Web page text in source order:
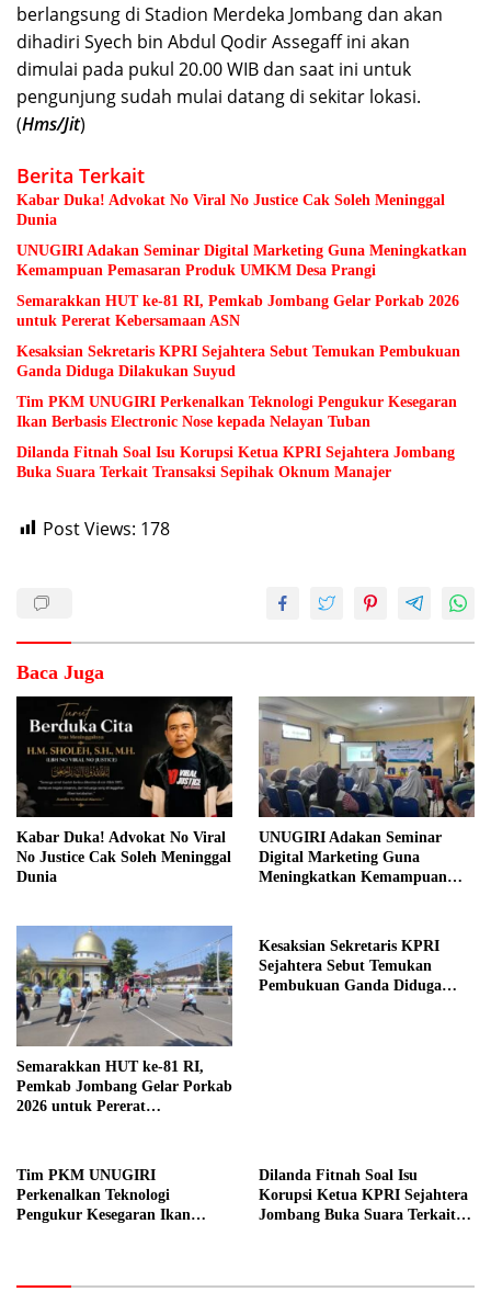
berlangsung di Stadion Merdeka Jombang dan akan
dihadiri Syech bin Abdul Qodir Assegaff ini akan
dimulai pada pukul 20.00 WIB dan saat ini untuk
pengunjung sudah mulai datang di sekitar lokasi.
(Hms/Jit)
Berita Terkait
Kabar Duka! Advokat No Viral No Justice Cak Soleh Meninggal
Dunia
UNUGIRI Adakan Seminar Digital Marketing Guna Meningkatkan
Kemampuan Pemasaran Produk UMKM Desa Prangi
Semarakkan HUT ke-81 RI, Pemkab Jombang Gelar Porkab 2026
untuk Pererat Kebersamaan ASN
Kesaksian Sekretaris KPRI Sejahtera Sebut Temukan Pembukuan
Ganda Diduga Dilakukan Suyud
Tim PKM UNUGIRI Perkenalkan Teknologi Pengukur Kesegaran
Ikan Berbasis Electronic Nose kepada Nelayan Tuban
Dilanda Fitnah Soal Isu Korupsi Ketua KPRI Sejahtera Jombang
Buka Suara Terkait Transaksi Sepihak Oknum Manajer
Post Views: 178
Baca Juga
Kabar Duka! Advokat No Viral
No Justice Cak Soleh Meninggal
Dunia
UNUGIRI Adakan Seminar
Digital Marketing Guna
Meningkatkan Kemampuan
Semarakkan HUT ke-81 RI,
Pemkab Jombang Gelar Porkab
2026 untuk Pererat
Kesaksian Sekretaris KPRI
Sejahtera Sebut Temukan
Pembukuan Ganda Diduga
Tim PKM UNUGIRI
Perkenalkan Teknologi
Pengukur Kesegaran Ikan
Dilanda Fitnah Soal Isu
Korupsi Ketua KPRI Sejahtera
Jombang Buka Suara Terkait